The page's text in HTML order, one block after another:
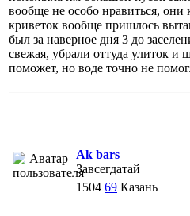
вообще не особо нравиться, они
криветок вообще пришлось
был за наверное дня 3 до
свежая, убрали оттуда улиток и
поможет, но воде точно не
Ak bars
Завсегдатай
1504 69 Казань